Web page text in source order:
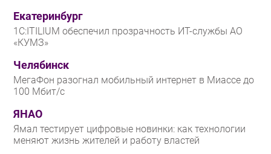
Екатеринбург
1С:ITILIUM обеспечил прозрачность ИТ-службы АО
«КУМЗ»
Челябинск
МегаФон разогнал мобильный интернет в Миассе до
100 Мбит/с
ЯНАО
Ямал тестирует цифровые новинки: как технологии
меняют жизнь жителей и работу властей